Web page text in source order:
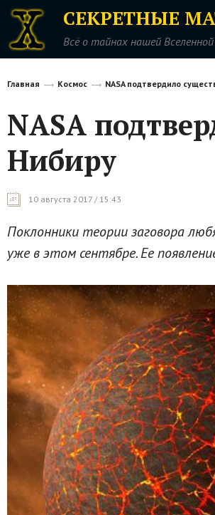
СЕКРЕТНЫЕ
Всё о тайнах нашей Вселенной
Главная Космос NASA подтвердило
NASA
Нибиру
10 августа 2017 / 15:43
Поклонники теории заговора
уже в этом сентябре. Ее